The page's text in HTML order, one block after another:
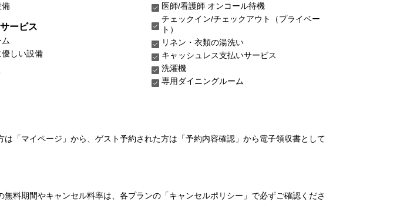
備
ービス
しい設備
医師/看護師 オンコール待機
チェックイン/チェックアウト（プライベー
ト）
リネン・衣類の湯洗い
キャッシュレス支払いサービス
洗濯機
専用ダイニングルーム
「マイページ」から、ゲスト予約された方は「予約内容確認」から電子領収書として
料期間やキャンセル料率は、各プランの「キャンセルポリシー」で必ずご確認くださ